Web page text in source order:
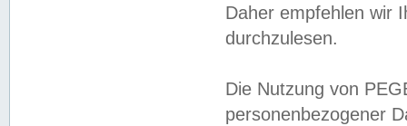
Daher empfehlen wir
durchzulesen.
Die Nutzung von
personenbezogener